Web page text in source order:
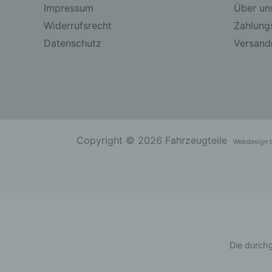
Impressum
Widerrufsrecht
Datenschutz
Über
Copyright © 2026 Fahrzeugteile Webdesign
Die